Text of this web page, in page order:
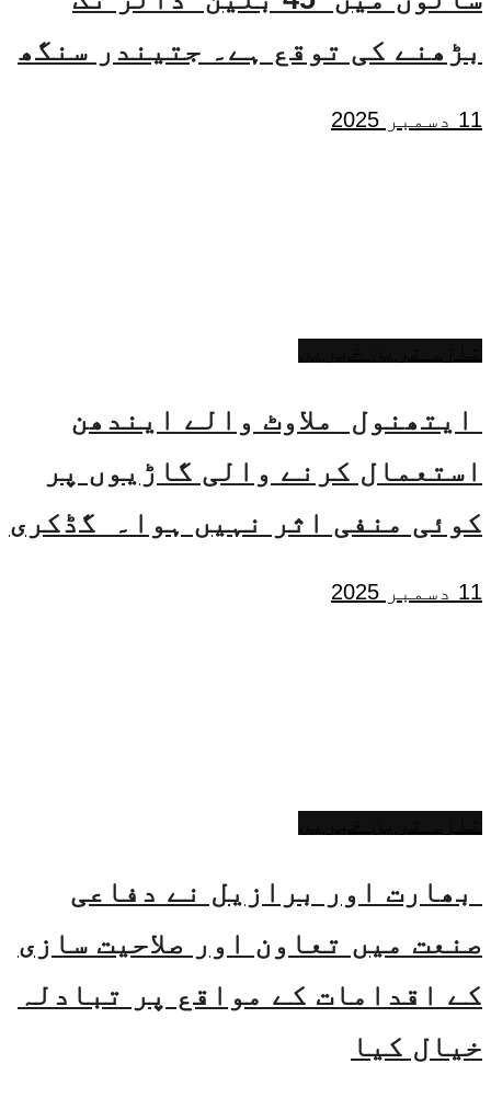
بڑھنے کی توقع ہے۔ جتیندر سنگھ
11 دسمبر 2025
ایتھنول ملاوٹ والے ایندھن
استعمال کرنے والی گاڑیوں پر
کوئی منفی اثر نہیں ہوا۔ گڈکری
11 دسمبر 2025
بھارت اور برازیل نے دفاعی
صنعت میں تعاون اور صلاحیت سازی
کے اقدامات کے مواقع پر تبادلہ
خیال کیا